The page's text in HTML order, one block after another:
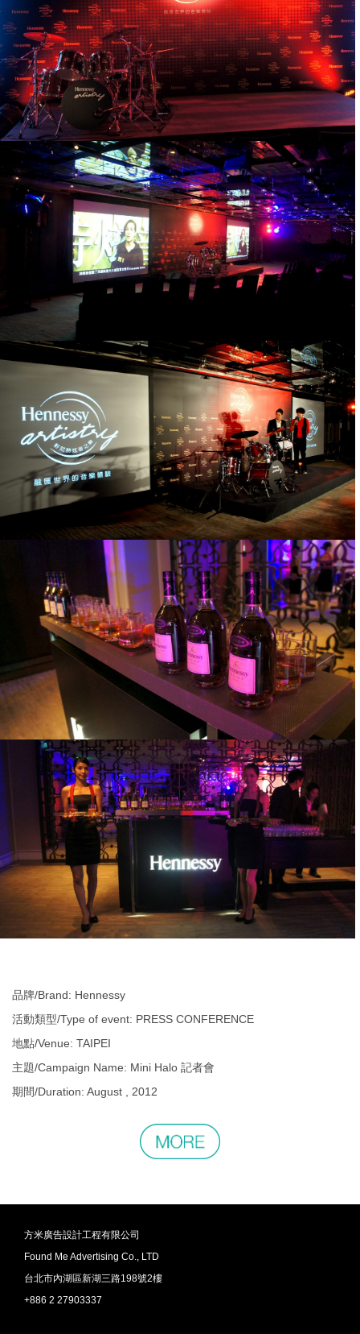
品牌/Brand: Hennessy
活動類型/Type of event: PRESS CONFERENCE
地點/Venue: TAIPEI
主題/Campaign Name: Mini Halo 記者會
期間/Duration: August , 2012
更
多
品
方米廣告設計工程有限公司
Found Me Advertising Co., LTD
台北市內湖區新湖三路198號2樓
+886 2 27903337